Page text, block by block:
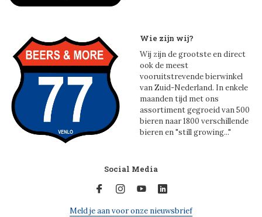
Wie zijn wij?
Wij zijn de grootste en direct
ook de meest
vooruitstrevende bierwinkel
van Zuid-Nederland. In enkele
maanden tijd met ons
assortiment gegroeid van 500
bieren naar 1800 verschillende
bieren en "still growing..."
Social Media
Meld je aan voor onze nieuwsbrief